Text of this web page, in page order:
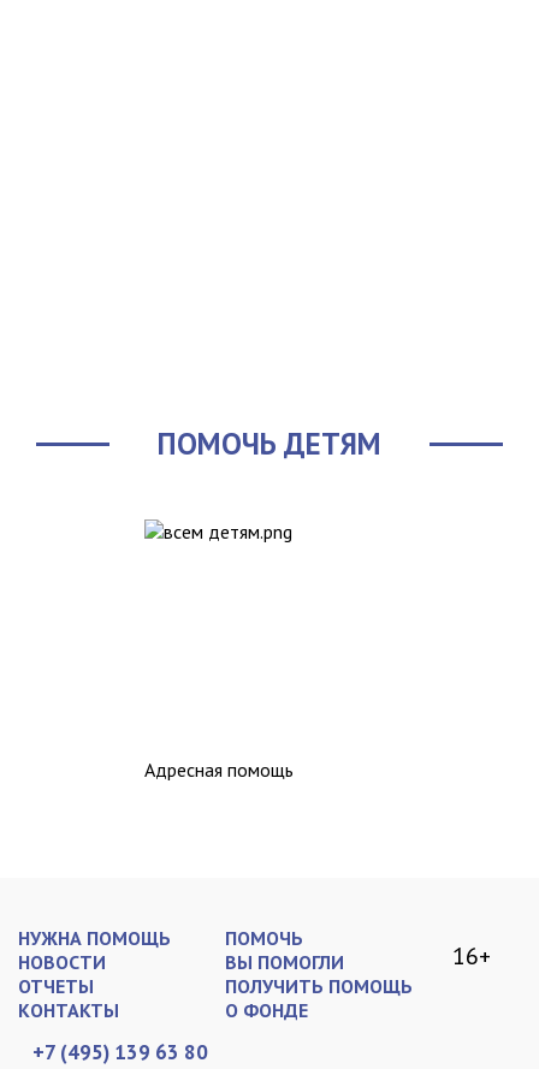
ПОМОЧЬ ДЕТЯМ
Адресная помощь
16+
НУЖНА ПОМОЩЬ
НОВОСТИ
ОТЧЕТЫ
КОНТАКТЫ
ПОМОЧЬ
ВЫ ПОМОГЛИ
ПОЛУЧИТЬ ПОМОЩЬ
О ФОНДЕ
+7 (495) 139 63 80